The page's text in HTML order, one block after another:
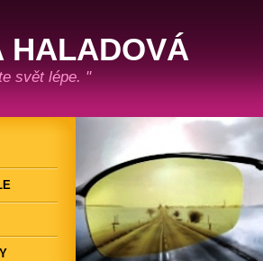
HALADOVÁ
svět lépe. "